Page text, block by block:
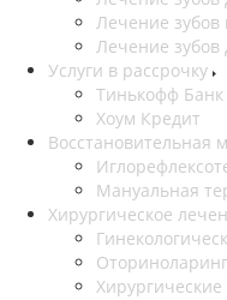
Лечение зубов
Лечение зубов
Услуги в рассрочку
Тинькофф Банк
Хоум Кредит
Восстановительная
Мануальная
Хирургическое